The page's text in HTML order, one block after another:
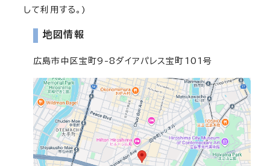
して利用する。)
地図情報
広島市中区宝町9-8ダイアパレス宝町101号